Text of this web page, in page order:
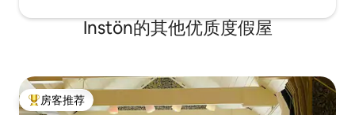
Instön的其他优质度假屋
热门「房客推荐」
房客推荐